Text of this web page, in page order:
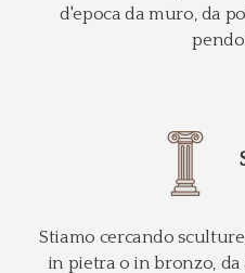
d'epoca da muro, da
Stiamo cercando
in pietra o in bronzo,